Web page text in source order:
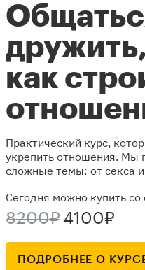
как
Практический курс,
укрепить отношения. Мы
сложные темы: от секса
Сегодня можно купить
8200₽ 4100₽
ПОДРОБНЕЕ О